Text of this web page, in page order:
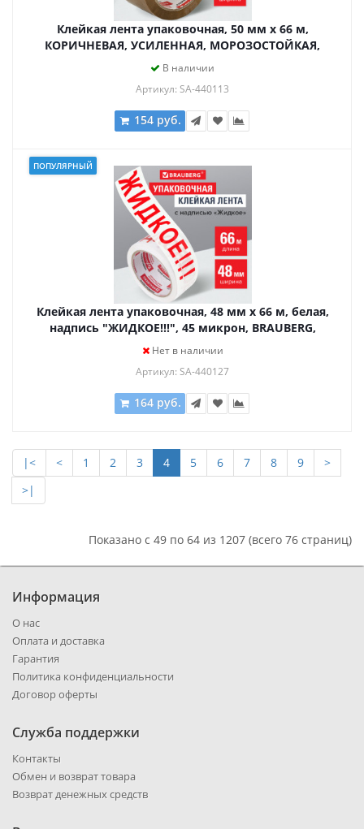
Клейкая лента упаковочная, 50 мм х 66 м,
КОРИЧНЕВАЯ, УСИЛЕННАЯ, МОРОЗОСТОЙКАЯ,
толщина 50 микрон, BRAUBERG, 440113
В наличии
Артикул: SA-440113
154 руб.
ПОПУЛЯРНЫЙ
Клейкая лента упаковочная, 48 мм х 66 м, белая,
надпись "ЖИДКОЕ!!!", 45 микрон, BRAUBERG,
Нет в наличии
Артикул: SA-440127
164 руб.
|< < 1 2 3 4 5 6 7 8 9
>
>|
Показано с 49 по 64 из 1207 (всего 76 страниц)
Информация
О нас
Оплата и доставка
Гарантия
Политика конфиденциальности
Договор оферты
Служба поддержки
Контакты
Обмен и возврат товара
Возврат денежных средств